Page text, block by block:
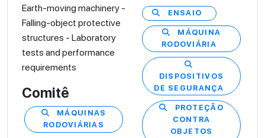
Earth-moving machinery -
Falling-object protective
structures - Laboratory
tests and performance
requirements
Comitê
MÁQUINAS
RODOVIÁRIAS
ENSAIO
MÁQUINA
RODOVIÁRIA
DISPOSITIVOS
DE SEGURANÇA
PROTEÇÃO
CONTRA
OBJETOS